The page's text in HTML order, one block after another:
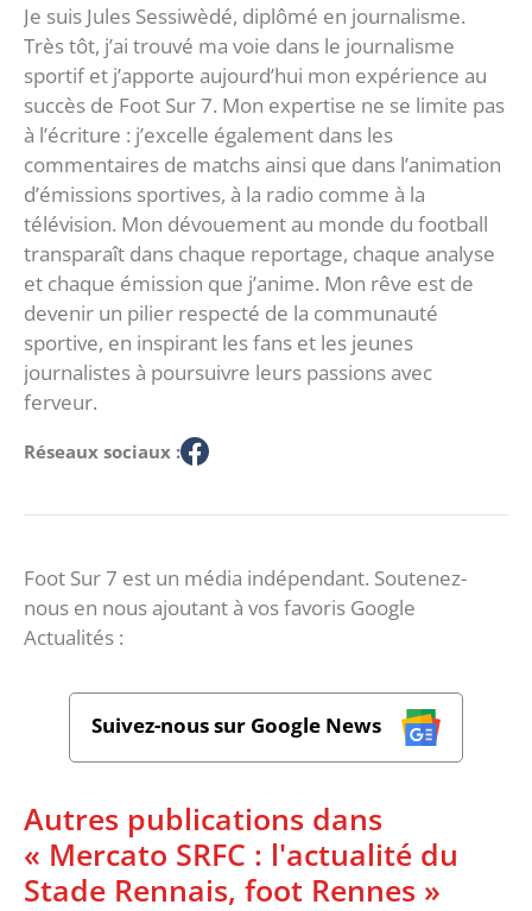
Je suis Jules Sessiwèdé, diplômé en journalisme.
Très tôt, j’ai trouvé ma voie dans le journalisme
sportif et j’apporte aujourd’hui mon expérience au
succès de Foot Sur 7. Mon expertise ne se limite pas
à l’écriture : j’excelle également dans les
commentaires de matchs ainsi que dans l’animation
d’émissions sportives, à la radio comme à la
télévision. Mon dévouement au monde du football
transparaît dans chaque reportage, chaque analyse
et chaque émission que j’anime. Mon rêve est de
devenir un pilier respecté de la communauté
sportive, en inspirant les fans et les jeunes
journalistes à poursuivre leurs passions avec
ferveur.
Réseaux sociaux :
Foot Sur 7 est un média indépendant. Soutenez-
nous en nous ajoutant à vos favoris Google
Actualités :
Suivez-nous sur Google News
Autres publications dans
« Mercato SRFC : l'actualité du
Stade Rennais, foot Rennes »